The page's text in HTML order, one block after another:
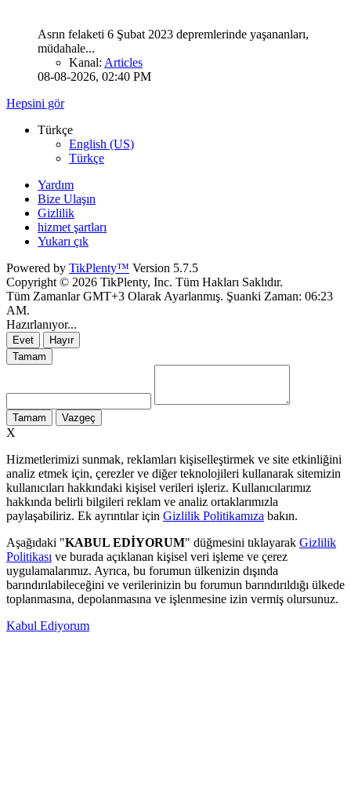
Asrın felaketi 6 Şubat 2023 depremlerinde yaşananları,
müdahale...
Kanal: Articles
08-08-2026, 02:40 PM
Hepsini gör
Türkçe
English (US)
Türkçe
Yardım
Bize Ulaşın
Gizlilik
hizmet şartları
Yukarı çık
Powered by TikPlenty™ Version 5.7.5
Copyright © 2026 TikPlenty, Inc. Tüm Hakları Saklıdır.
Tüm Zamanlar GMT+3 Olarak Ayarlanmış. Şuanki Zaman: 06:23
AM.
Hazırlanıyor...
Evet
Hayır
Tamam
Tamam Vazgeç
X
Hizmetlerimizi sunmak, reklamları kişiselleştirmek ve site etkinliğini
analiz etmek için, çerezler ve diğer teknolojileri kullanarak sitemizin
kullanıcıları hakkındaki kişisel verileri işleriz. Kullanıcılarımız
hakkında belirli bilgileri reklam ve analiz ortaklarımızla
paylaşabiliriz. Ek ayrıntılar için Gizlilik Politikamıza bakın.
Aşağıdaki "KABUL EDİYORUM" düğmesini tıklayarak Gizlilik
Politikası ve burada açıklanan kişisel veri işleme ve çerez
uygulamalarımız. Ayrıca, bu forumun ülkenizin dışında
barındırılabileceğini ve verilerinizin bu forumun barındırıldığı ülkede
toplanmasına, depolanmasına ve işlenmesine izin vermiş olursunuz.
Kabul Ediyorum